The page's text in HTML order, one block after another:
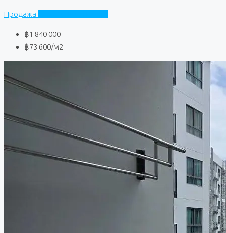
Продажа
฿1 840 000
฿73 600/м2